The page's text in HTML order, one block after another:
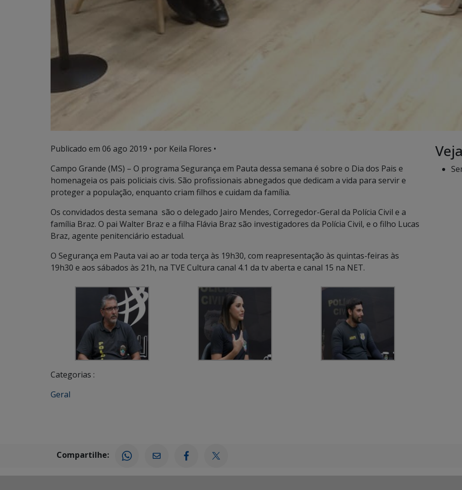
Publicado em 06 ago 2019 • por Keila Flores •
Campo Grande (MS) – O programa Segurança em Pauta dessa semana é sobre o Dia dos Pais e
homenageia os pais policiais civis. São profissionais abnegados que dedicam a vida para servir e
proteger a população, enquanto criam filhos e cuidam da família.
Os convidados desta semana são o delegado Jairo Mendes, Corregedor-Geral da Polícia Civil e a
família Braz. O pai Walter Braz e a filha Flávia Braz são investigadores da Polícia Civil, e o filho Lucas
Braz, agente penitenciário estadual.
O Segurança em Pauta vai ao ar toda terça às 19h30, com reapresentação às quintas-feiras às
19h30 e aos sábados às 21h, na TVE Cultura canal 4.1 da tv aberta e canal 15 na NET.
Categorias :
Geral
Compartilhe: